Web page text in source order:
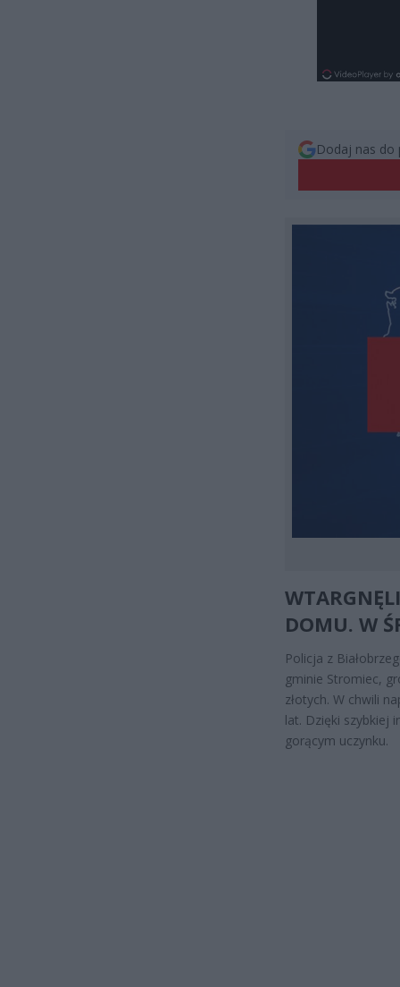
Dodaj nas do
DOMU. W
Policja z
gminie Stromiec,
złotych. W chwili
lat. Dzięki szybkiej
gorącym uczynku.